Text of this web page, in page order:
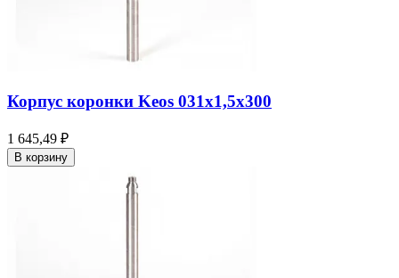
Корпус коронки Keos 031x1,5x300
1 645,49 ₽
В корзину